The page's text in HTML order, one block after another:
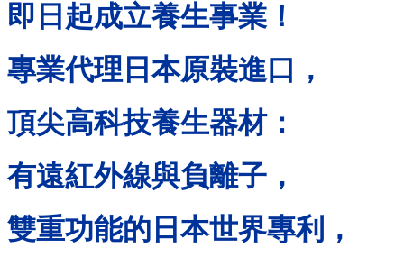
即日起成立養生事業！
專業代理日本原裝進口，
頂尖高科技養生器材：
有遠紅外線與負離子，
雙重功能的日本世界專利，